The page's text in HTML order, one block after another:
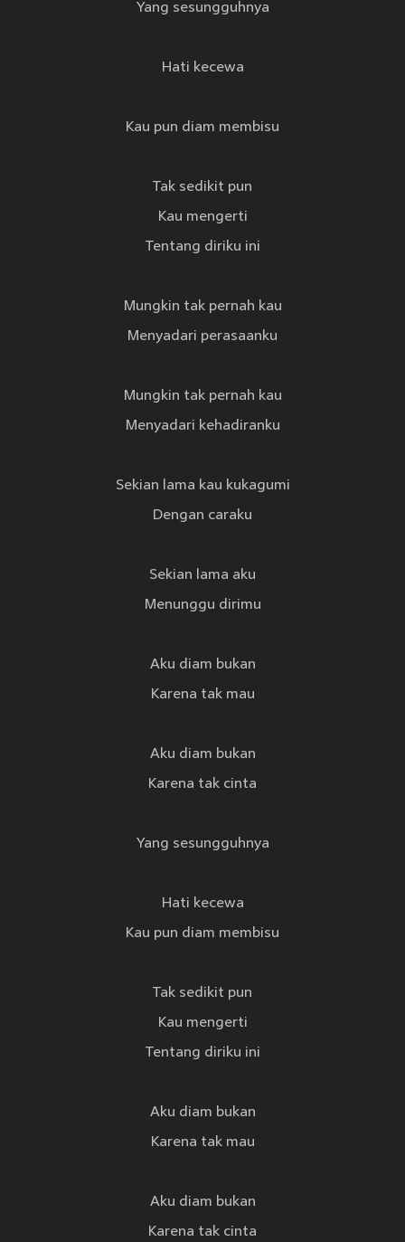
Yang sesungguhnya
Hati kecewa
Kau pun diam membisu
Tak sedikit pun
Kau mengerti
Tentang diriku ini
Mungkin tak pernah kau
Menyadari perasaanku
Mungkin tak pernah kau
Menyadari kehadiranku
Sekian lama kau kukagumi
Dengan caraku
Sekian lama aku
Menunggu dirimu
Aku diam bukan
Karena tak mau
Aku diam bukan
Karena tak cinta
Yang sesungguhnya
Hati kecewa
Kau pun diam membisu
Tak sedikit pun
Kau mengerti
Tentang diriku ini
Aku diam bukan
Karena tak mau
Aku diam bukan
Karena tak cinta